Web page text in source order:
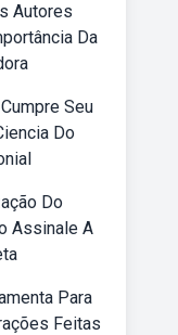
Autores
Da
Seu
Do
Do
Assinale A
Para
Feitas